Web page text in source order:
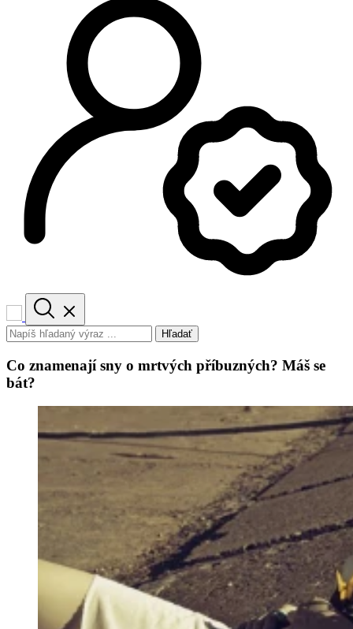
Hľadať
Co znamenají sny o mrtvých příbuzných? Máš se
bát?